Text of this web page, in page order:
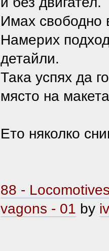
Имах свободно
Намерих
детайли.
Така успях да
място на
Ето няколко
88 -
vagons - 01 by